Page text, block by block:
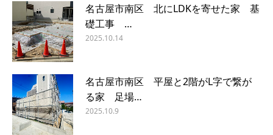
名古屋市南区 北にLDKを寄せた家 基
礎工事 …
2025.10.14
名古屋市南区 平屋と2階がL字で繋が
る家 足場…
2025.10.9